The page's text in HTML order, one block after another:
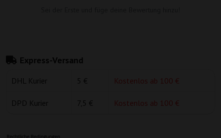
Express-Versand
DHL Kurier 5 € Kostenlos ab 100 €
DPD Kurier 7,5 € Kostenlos ab 100 €